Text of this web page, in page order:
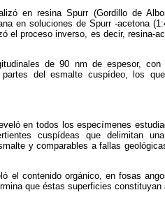
en resina Spurr (Gordillo de
en soluciones de Spurr -acetona
el proceso inverso, es decir, resina-
de 90 nm de espesor,
del esmalte cuspídeo, los
en todos los especímenes
cuspídeas que delimitan
y comparables a fallas
el contenido orgánico, en fosas
que éstas superficies